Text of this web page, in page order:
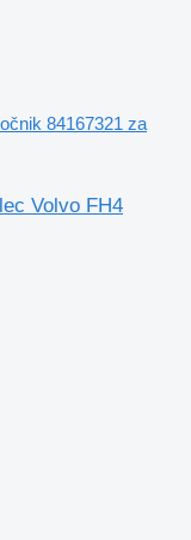
84167321 za
Volvo FH4